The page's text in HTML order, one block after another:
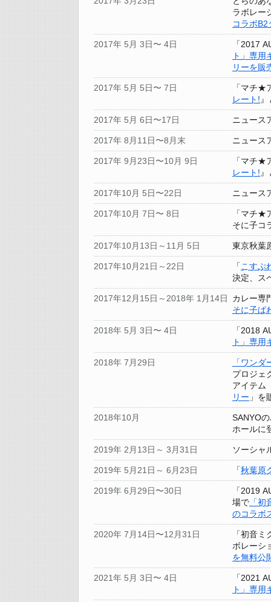
ラボレー
コラボB2
2017年 5月 3日〜 4日
「2017
ト」専用
リーを販
2017年 5月 5日〜 7日
「マチ★
レート!』
2017年 5月 6日〜17日 ニュース
2017年 8月11日〜8月末 ニュース
2017年 9月23日〜10月 9日
「マチ★
レート!』
2017年10月 5日〜22日 ニュース
2017年10月 7日〜 8日
「マチ★
そに子コ
2017年10月13日～11月 5日 東京秋葉
2017年10月21日～22日 「こすぷ
決定、ス
2017年12月15日～2018年 1月14日
カレー専
そに子ぱ
2018年 5月 3日〜 4日
「2018
ト」専用
2018年 7月29日
「ワン
プロジェ
アイテム
リー 」を
2018年10月
SANYO
ホールに
2019年 2月13日～ 3月31日 ソーシャ
2019年 5月21日～ 6月23日 「秋葉原
2019年 6月29日〜30日
「2019
場で 「
のコラボ
2020年 7月14日〜12月31日
「初音
ボレーシ
を無料公
2021年 5月 3日〜 4日
「2021
ト」専用